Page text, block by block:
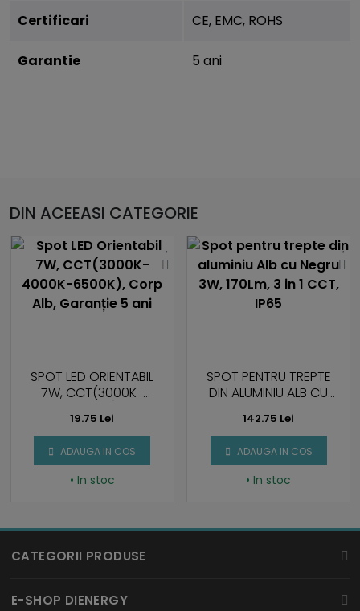
Certificari CE, EMC, ROHS
Garantie 5 ani
DIN ACEEASI CATEGORIE
SPOT LED ORIENTABIL
7W, CCT(3000K-
ALB, GARANȚIE 5 ANI
19.75 Lei
ADAUGA IN COS
• In stoc
SPOT PENTRU TREPTE
DIN ALUMINIU ALB CU
CCT, IP65
142.75 Lei
ADAUGA IN COS
• In stoc
CATEGORII PRODUSE
BECURI LED
E-SHOP DIENERGY